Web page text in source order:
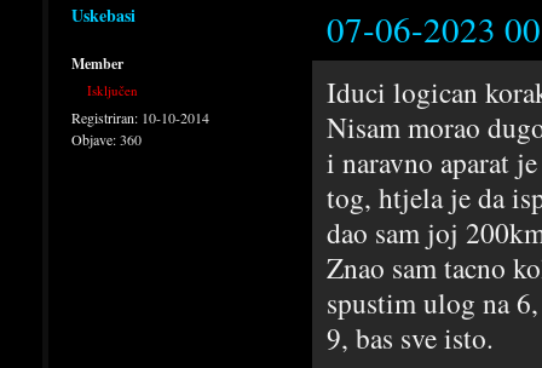
Uskebasi 07-06-2023
Member
Isključen
Registriran: 10-10-2014
Objave:360
Iduci logican
Nisam morao
i naravno aparat
tog, htjela je da
dao sam joj
Znao sam tacno
spustim ulog na
9, bas sve isto.